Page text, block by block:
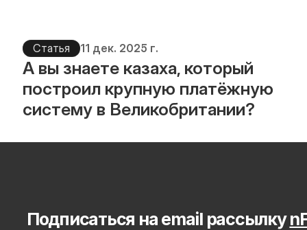
Статья 11 дек. 2025 г.
А вы знаете казаха, который
построил крупную платёжную
систему в Великобритании?
Подписаться на email рассылку